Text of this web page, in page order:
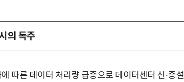
의 독주
따른 데이터 처리량 급증으로 데이터센터 신·증